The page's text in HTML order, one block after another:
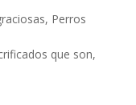
, Perros
que son,